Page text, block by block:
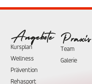
Angebote
Kursplan
Wellness
Prävention
Rehasport
Praxis
Team
Galerie